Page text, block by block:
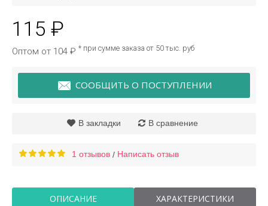
115 ₽
Оптом от 104 ₽ * при сумме заказа от 50 тыс. руб
СООБЩИТЬ О ПОСТУПЛЕНИИ
В закладки В сравнение
1 отзывов / Написать отзыв
ОПИСАНИЕ
ХАРАКТЕРИСТИКИ